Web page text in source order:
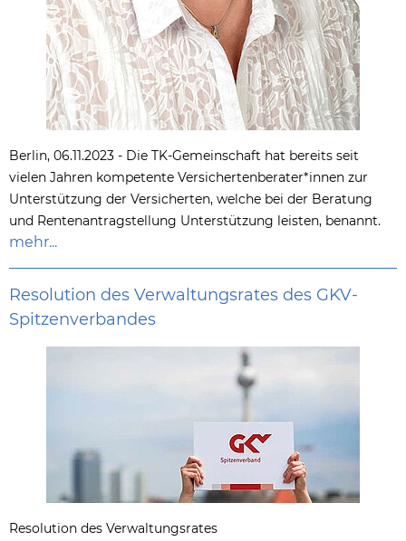
Berlin, 06.11.2023 - Die TK-Gemeinschaft hat bereits seit
vielen Jahren kompetente Versichertenberater*innen zur
Unterstützung der Versicherten, welche bei der Beratung
und Rentenantragstellung Unterstützung leisten, benannt.
mehr...
Resolution des Verwaltungsrates des GKV-
Spitzenverbandes
Resolution des Verwaltungsrates